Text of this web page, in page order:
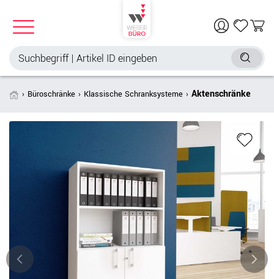
Büroschränke Klassische Schranksysteme Aktenschränke